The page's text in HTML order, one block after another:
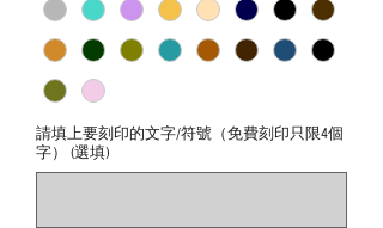
請填上要刻印的文字/符號（免費刻印只限4個
字） (選填)